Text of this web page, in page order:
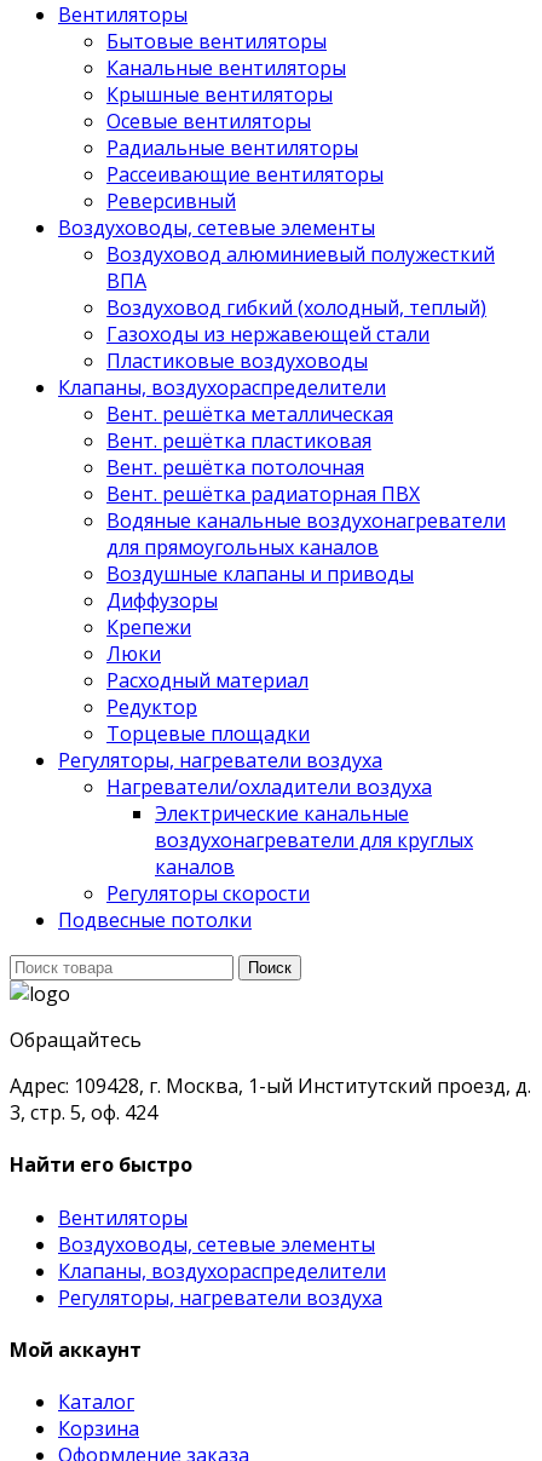
Вентиляторы
Бытовые вентиляторы
Канальные вентиляторы
Крышные вентиляторы
Осевые вентиляторы
Радиальные вентиляторы
Рассеивающие вентиляторы
Реверсивный
Воздуховоды, сетевые элементы
Воздуховод алюминиевый полужесткий
ВПА
Воздуховод гибкий (холодный, теплый)
Газоходы из нержавеющей стали
Пластиковые воздуховоды
Клапаны, воздухораспределители
Вент. решётка металлическая
Вент. решётка пластиковая
Вент. решётка потолочная
Вент. решётка радиаторная ПВХ
Водяные канальные воздухонагреватели
для прямоугольных каналов
Воздушные клапаны и приводы
Диффузоры
Крепежи
Люки
Расходный материал
Редуктор
Торцевые площадки
Регуляторы, нагреватели воздуха
Нагреватели/охладители воздуха
Электрические канальные
воздухонагреватели для круглых
каналов
Регуляторы скорости
Подвесные потолки
Поиск
для:
Поиск
Обращайтесь
Адрес: 109428, г. Москва, 1-ый Институтский проезд, д.
3, стр. 5, оф. 424
Найти его быстро
Вентиляторы
Воздуховоды, сетевые элементы
Клапаны, воздухораспределители
Регуляторы, нагреватели воздуха
Мой аккаунт
Каталог
Корзина
Оформление заказа